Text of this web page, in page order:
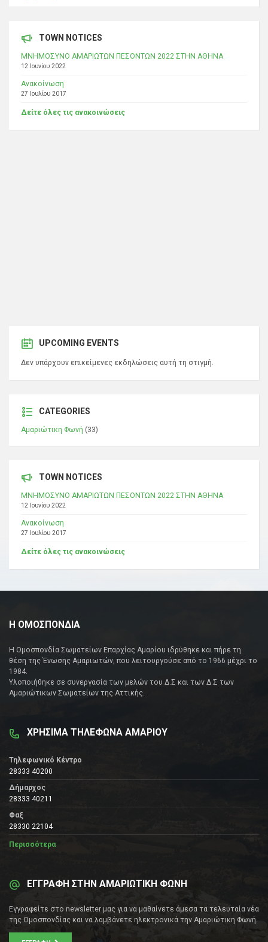
TOWN NOTICES
ΜΝΗΜΟΣΥΝΟ ΑΜΑΡΙΩΤΩΝ ΠΕΣΟΝΤΩΝ 2022 ΣΤΗΝ ΑΘΗΝΑ
12 Ιουνίου 2022
Ανακοίνωση
27 Ιουλίου 2017
Δείτε όλες τις ανακοινώσεις
UPCOMING EVENTS
Δεν υπάρχουν επικείμενες εκδηλώσεις αυτή τη στιγμή.
CATEGORIES
Αμαριώτικη Φωνή (33)
TOWN NOTICES
ΜΝΗΜΟΣΥΝΟ ΑΜΑΡΙΩΤΩΝ ΠΕΣΟΝΤΩΝ 2022 ΣΤΗΝ ΑΘΗΝΑ
12 Ιουνίου 2022
Ανακοίνωση
27 Ιουλίου 2017
Δείτε όλες τις ανακοινώσεις
Η ΟΜΟΣΠΟΝΔΙΑ
Η Ομοσπονδία Σωματείων Επαρχίας Αμαρίου ιδρύθηκε και πήρε τη
θέση της Ένωσης Αμαριωτών, που λειτουργούσε από το 1966 μέχρι το
1984.
Υλοποιήθηκε σε συνεργασία των μελών του Δ.Σ και των Δ.Σ των
Αμαριώτικων Σωματείων της Αττικής.
ΧΡΗΣΙΜΑ ΤΗΛΕΦΩΝΑ ΑΜΑΡΙΟΥ
Τηλεφωνικό Κέντρο
28333 40200
Δήμαρχος
28333 40211
Φαξ
28330 22104
Περισσότερα
ΕΓΓΡΑΦΗ ΣΤΗΝ ΑΜΑΡΙΩΤΙΚΗ ΦΩΝΗ
Εγγραφείτε στο newsletter μας για να μαθαίνετε άμεσα τα τελευταία νέα
της Ομοσπονδίας και να λαμβάνετε ηλεκτρονικά την Αμαριώτικη Φωνή.